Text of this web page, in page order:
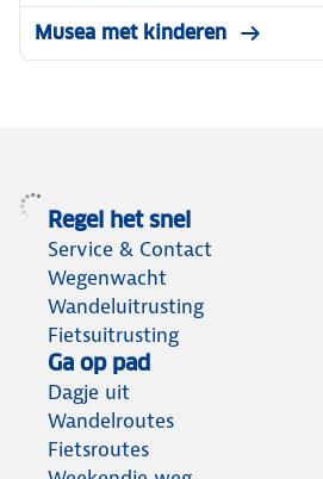
Musea met kinderen
Regel het snel
Service & Contact
Wegenwacht
Wandeluitrusting
Fietsuitrusting
Ga op pad
Dagje uit
Wandelroutes
Fietsroutes